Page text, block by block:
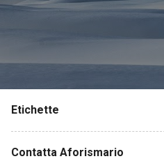
Etichette
Contatta Aforismario